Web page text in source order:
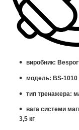
виробник:
модель: BS-1010
тип тренажера:
вага системи
3,5 кг